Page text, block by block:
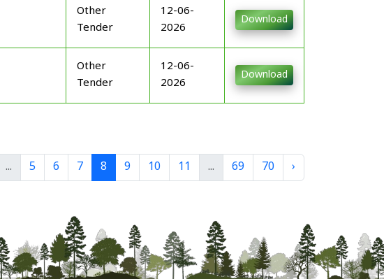
Other
Tender
12-06-
2026
Download
Other
Tender
12-06-
2026
Download
... 5 6 7 8 9 10 11 ... 69 70 ›